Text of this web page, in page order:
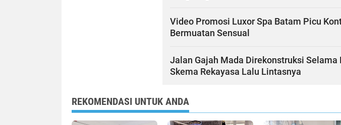
Video Promosi Luxor Spa Batam Picu
Bermuatan Sensual
Jalan Gajah Mada Direkonstruksi Selama
Skema Rekayasa Lalu Lintasnya
REKOMENDASI UNTUK ANDA